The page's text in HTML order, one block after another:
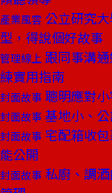
產業風雲 公立研究
型，得說個好故事
管理線上 跟同事溝
練實用指南
封面故事 聰明應對
封面故事 基地小、
封面故事 宅配箱收
能公開
封面故事 私廚、調